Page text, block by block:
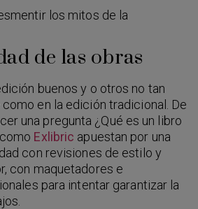
los mitos de la
de las obras
buenos y o otros no tan
en la edición tradicional. De
una pregunta ¿Qué es un libro
Exlibric apuestan por una
con revisiones de estilo y
con maquetadores e
para intentar garantizar la